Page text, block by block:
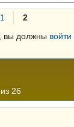
1
2
вы должны войти
26